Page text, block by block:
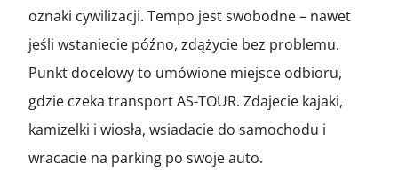
oznaki cywilizacji. Tempo jest swobodne – nawet
jeśli wstaniecie późno, zdążycie bez problemu.
Punkt docelowy to umówione miejsce odbioru,
gdzie czeka transport AS-TOUR. Zdajecie kajaki,
kamizelki i wiosła, wsiadacie do samochodu i
wracacie na parking po swoje auto.